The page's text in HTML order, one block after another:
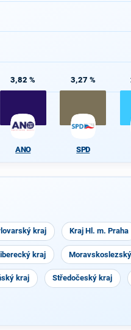
3,82 %
ANO
3,27 %
SPD
kraj Kraj Hl. m. Praha
kraj
kraj Středočeský kraj